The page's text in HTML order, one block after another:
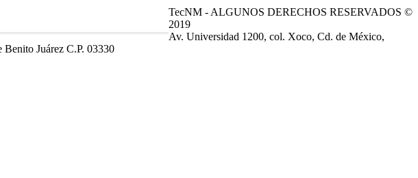
TecNM - ALGUNOS DERECHOS RESERVADOS ©
2019
Av. Universidad 1200, col. Xoco, Cd. de México,
Benito Juárez C.P. 03330